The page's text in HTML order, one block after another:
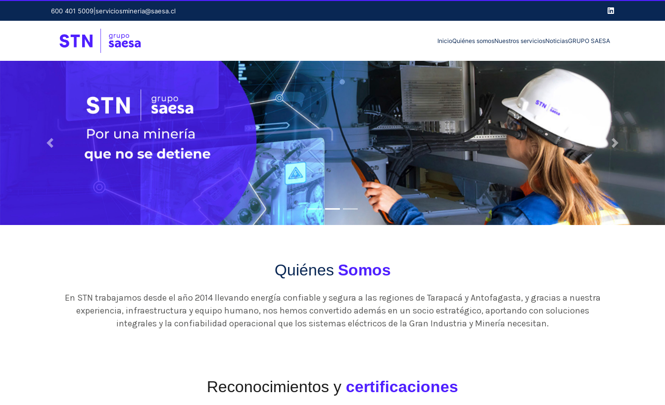
600 401 5009 serviciosmineria@saesa.cl
InicioQuiénes somosNuestros serviciosNoticiasGRUPO SAESA
Focus first slide
Focus second slide
Focus third slide
Previous Next
Quiénes Somos
En STN trabajamos desde el año 2014 llevando energía confiable y segura a las regiones de Tarapacá y Antofagasta, y gracias a nuestra
experiencia, infraestructura y equipo humano, nos hemos convertido además en un socio estratégico, aportando con soluciones
integrales y la confiabilidad operacional que los sistemas eléctricos de la Gran Industria y Minería necesitan.
Reconocimientos y certificaciones